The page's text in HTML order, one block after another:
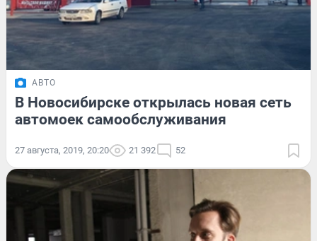
АВТО
В Новосибирске открылась новая сеть
автомоек самообслуживания
27 августа, 2019, 20:20 21 392 52